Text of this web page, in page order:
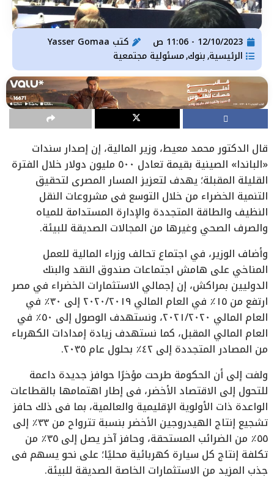
12/10/2023 - 11:06 ص كتب
الرئيسية, بنوك,مسئولية مجتمعية
قال الدكتور محمد معيط، وزير المالية، إن إصدار سندات
«الباندا» الصينية بقيمة تعادل ٥٠٠ مليون دولار خلال الفترة
القليلة المقبلة؛ يهدف لتعزيز المسار المصري لتحقيق
التنمية الخضراء من خلال التوسع فى مشروعات النقل
النظيف والطاقة المتجددة والإدارة المستدامة للمياه
والصرف الصحي وغيرها من المجالات الصديقة للبيئة.
وأضاف الوزير، في اجتماع تحالف وزراء المالية للعمل
المناخي على هامش اجتماعات صندوق النقد والبنك
الدوليين بمراكش، إن إجمالي الاستثمارات الخضراء في مصر
ارتفع من ١٥٪ في العام المالي ٢٠٢٠/٢٠١٩ إلى ٣٠٪ في
العام المالي ٢٠٢١/٢٠٢٠، ونستهدف الوصول إلى ٥٠٪ في
العام المالي المقبل، كما نستهدف زيادة إمدادات الكهرباء
من المصادر المتجددة إلى ٤٢٪ بحلول عام ٢٠٣٥.
ولفت إلى أن الحكومة طرحت مؤخرًا حوافز جديدة داعمة
للتحول إلى الاقتصاد الأخضر، فى إطار اهتمامها بالقطاعات
الواعدة ذات الأولوية الإقليمية والعالمية، بما فى ذلك حافز
تشجيع إنتاج الهيدروجين الأخضر بنسبة تترواح من ٣٣٪ إلى
٥٥٪ من الضرائب المستحقة، وحافز آخر يصل إلى ٣٥٪ من
تكلفة إنتاج كل سيارة كهربائية محليًا؛ على نحو يسهم فى
جذب المزيد من الاستثمارات الخاصة الصديقة للبيئة.